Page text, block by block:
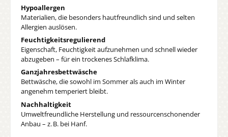
Hypoallergen
Materialien, die besonders hautfreundlich sind und selten
Allergien auslösen.
Feuchtigkeitsregulierend
Eigenschaft, Feuchtigkeit aufzunehmen und schnell wieder
abzugeben – für ein trockenes Schlafklima.
Ganzjahresbettwäsche
Bettwäsche, die sowohl im Sommer als auch im Winter
angenehm temperiert bleibt.
Nachhaltigkeit
Umweltfreundliche Herstellung und ressourcenschonender
Anbau – z. B. bei Hanf.